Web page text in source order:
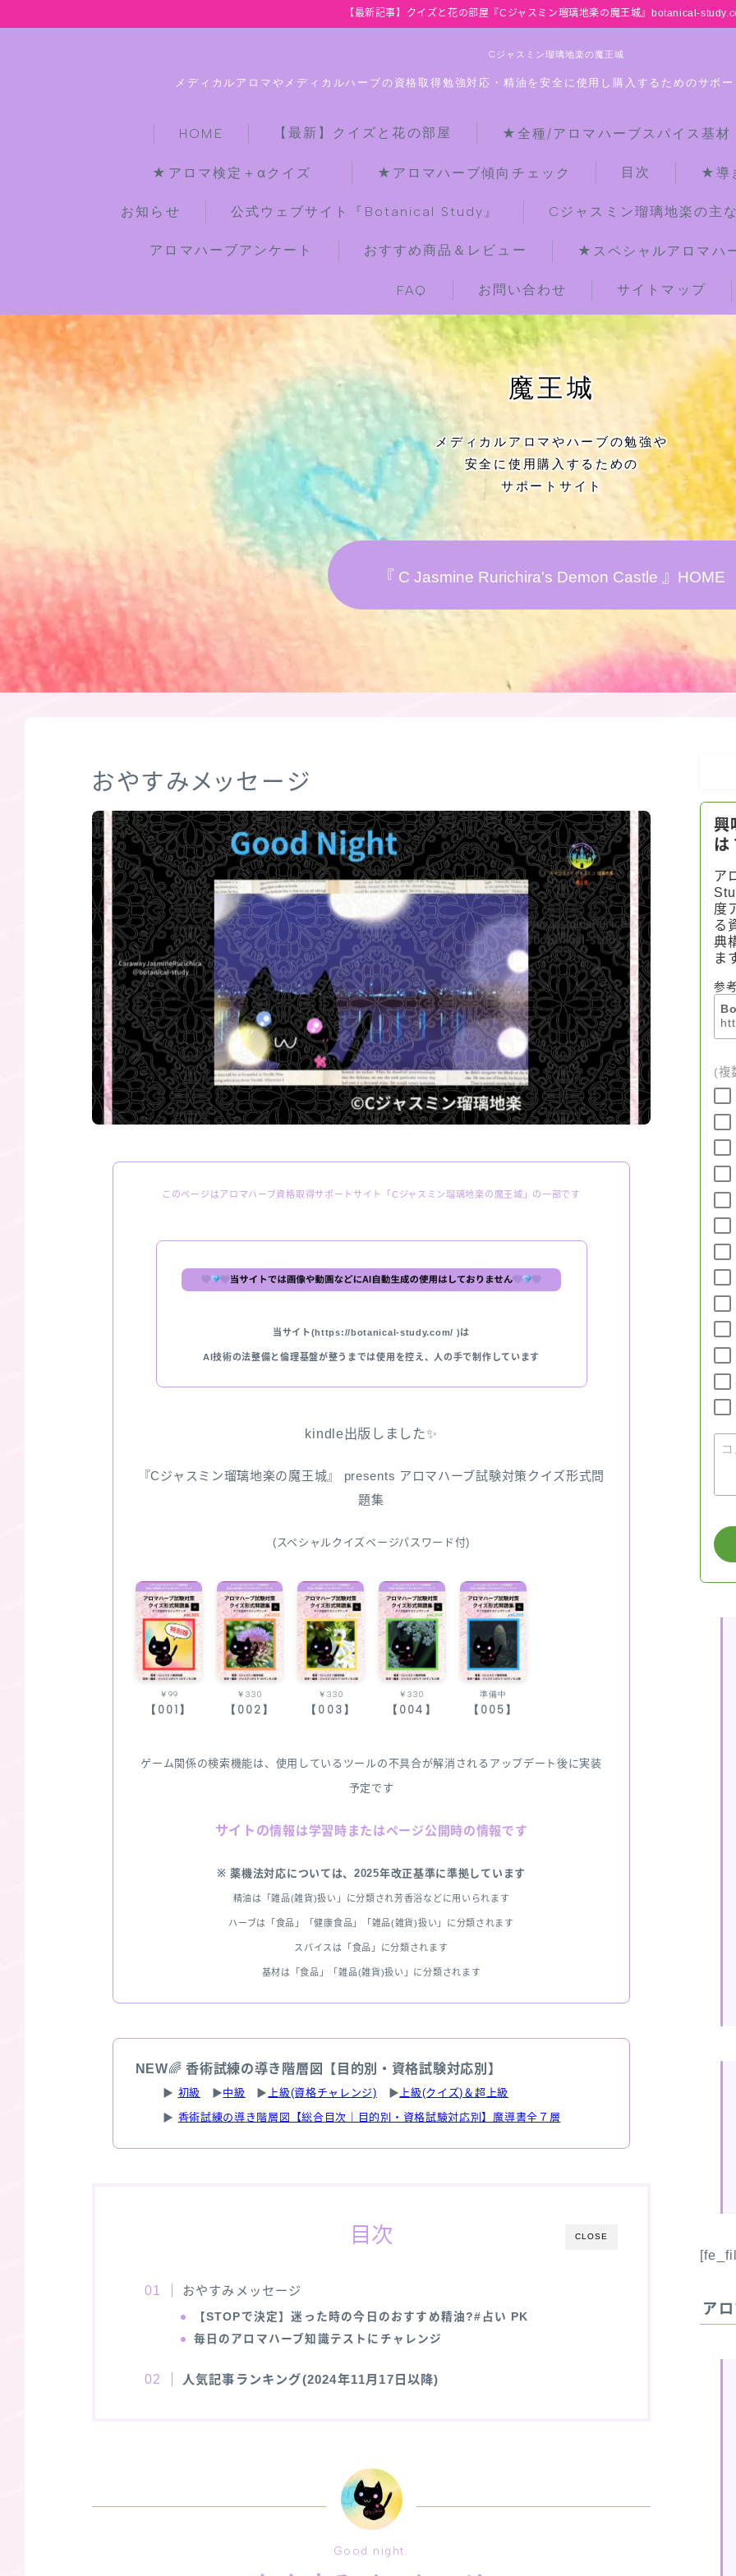
【最新記事】クイズと花の部屋『Cジャスミン瑠璃地楽の魔王城』botanical-
Cジャスミン瑠璃地楽の魔王城
メディカルアロマやメディカルハーブの資格取得勉強対応・精油を安全に使用し購入するためのサポ
HOME 【最新】クイズと花の部屋 ★全種/アロマハーブスパイス基
★アロマ検定＋αクイズ ★アロマハーブ傾向チェック 目次 ★導
お知らせ 公式ウェブサイト『Botanical Study』 Cジャスミン瑠璃地楽の主
アロマハーブアンケート おすすめ商品＆レビュー ★スペシャルアロマハ
FAQ お問い合わせ サイトマップ
【最新】クイズと花の部屋
★全種/アロマハーブスパイス基材 プ
★アロマ検定＋αクイズ
★アロマハーブ傾向チェック
★導きの階層図/目次
お知らせ
公式ウェブサイト『Botanical Study』
Cジャスミン瑠璃地楽の主な活動先リン
おすすめ商品＆レビュー
★スペシャルアロマハーブ４択クイズ
(kindle出版限定)
FAQ
お問い合わせ
サイトマップ
魔王城
メディカルアロマやハーブの勉強や
安全に使用購入するための
サポートサイト
『 C Jasmine Rurichira's Demon Castle 』HOME
おやすみメッセージ
このページはアロマハーブ資格取得サポートサイト「Cジャスミン瑠璃地楽の魔王城」の一部です
当サイト(https://botanical-study.com/ )は
AI技術の法整備と倫理基盤が整うまでは使用を控え、人の手で制作しています
kindle出版しました✨
『Cジャスミン瑠璃地楽の魔王城』 presents アロマハーブ試験対策クイズ形式問
題集
(スペシャルクイズページパスワード付)
￥99
【001】
￥330
【002】
￥330
【003】
￥330
【004】
準備中
【005】
ゲーム関係の検索機能は、使用しているツールの不具合が解消されるアップデート後に実装
予定です
サイトの情報は学習時またはページ公開時の情報です
※ 薬機法対応については、2025年改正基準に準拠しています
精油は「雑品(雑貨)扱い」に分類され芳香浴などに用いられます
ハーブは「食品」「健康食品」「雑品(雑貨)扱い」に分類されます
スパイスは「食品」に分類されます
基材は「食品」「雑品(雑貨)扱い」に分類されます
NEW🌈香術試練の導き階層図【目的別・資格試験対応別】
▶ 初級 ▶中級 ▶ 上級(資格チャレンジ) ▶ 上級(クイズ)＆超上級
▶ 香術試練の導き階層図【総合目次｜目的別・資格試験対応別】魔導書全７層
CLOSE
目次
おやすみメッセージ
【STOPで決定】迷った時の今日のおすすめ精油?#占い PK
毎日のアロマハーブ知識テストにチャレンジ
人気記事ランキング(2024年11月17日以降)
Good night.
ア